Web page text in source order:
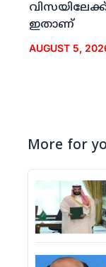
ഇതാണ്
AUGUST 5,
More for